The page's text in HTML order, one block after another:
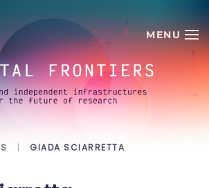
content
GIADA SCIARRETTA